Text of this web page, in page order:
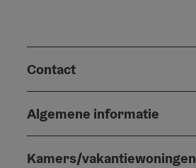
Contact
Algemene informatie
Kamers/vakantiewoningen